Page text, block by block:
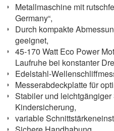
Metallmaschine mit
Germany“,
Durch kompakte
geeignet,
45-170 Watt Eco Power
Laufruhe bei konstanter
Edelstahl-
Messerabdeckplatte für
Stabiler und leichtgängiger
Kindersicherung,
variable